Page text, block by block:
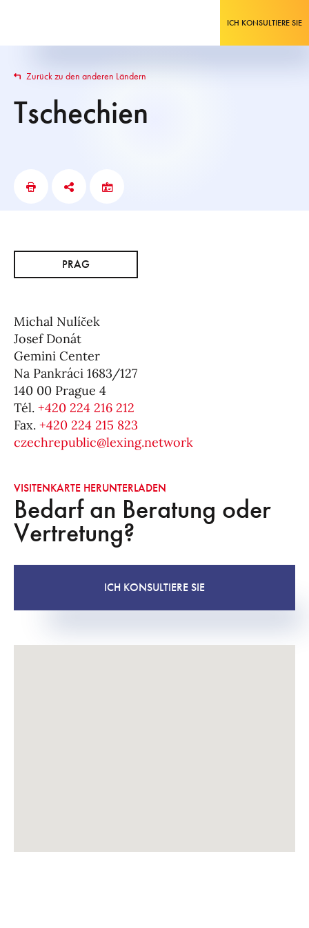
ICH KONSULTIERE SIE
Zurück zu den anderen Ländern
Tschechien
Bedarf an Beratung oder
Vertretung?
ICH KONSULTIERE SIE
PRAG
Michal Nulíček
Josef Donát
Gemini Center
Na Pankráci 1683/127
140 00 Prague 4
Tél. +420 224 216 212
Fax. +420 224 215 823
czechrepublic@lexing.network
VISITENKARTE HERUNTERLADEN